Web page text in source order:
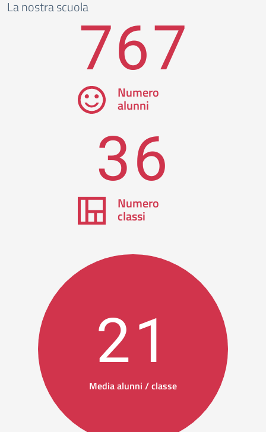
La nostra scuola767
Numero
alunni
36
Numero
classi
21
Media alunni / classe